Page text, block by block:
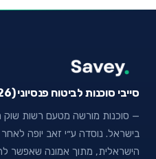
סייבי סוכנות לביטוח פנסיוני (2026) בע״מ
— סוכנות מורשה מטעם רשות שוק
הישראלית, מתוך אמונה שאפשר